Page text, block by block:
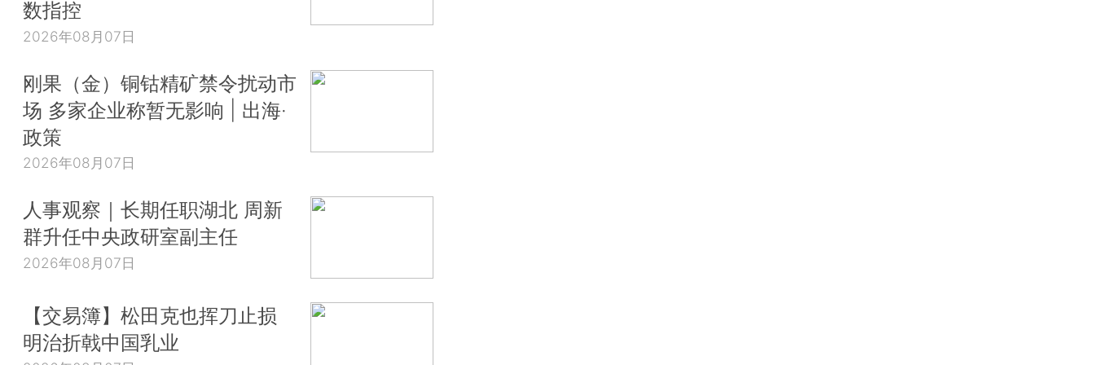
数指控
2026年08月07日
刚果（金）铜钴精矿禁令扰动市
场 多家企业称暂无影响 | 出海·
政策
2026年08月07日
人事观察｜长期任职湖北 周新
群升任中央政研室副主任
2026年08月07日
【交易簿】松田克也挥刀止损
明治折戟中国乳业